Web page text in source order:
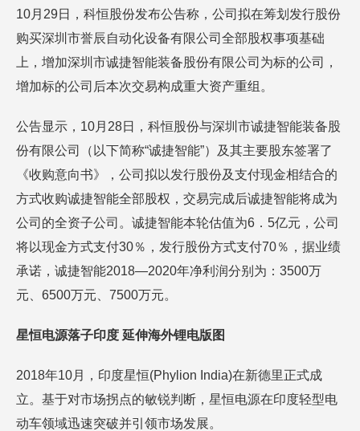
10月29日，科恒股份发布公告称，公司拟在筹划发行股份
购买深圳市誉辰自动化设备有限公司全部股权事项基础
上，增加深圳市诚捷智能装备股份有限公司为标的公司，
增加标的公司后本次交易构成重大资产重组。
公告显示，10月28日，科恒股份与深圳市诚捷智能装备股
份有限公司（以下简称“诚捷智能”）及其主要股东签署了
《收购意向书》，公司拟以发行股份及支付现金相结合的
方式收购诚捷智能全部股权，交易完成后诚捷智能将成为
公司的全资子公司。诚捷智能本轮估值为6．5亿元，公司
将以现金方式支付30％，发行股份方式支付70％，据业绩
承诺，诚捷智能2018—2020年净利润分别为：3500万
元、6500万元、7500万元。
星恒电源落子印度 延伸海外锂电版图
2018年10月，印度星恒(Phylion India)在新德里正式成
立。基于对市场拐点的敏锐判断，星恒电源在印度轻型电
动车领域迅速突破并引领市场发展。